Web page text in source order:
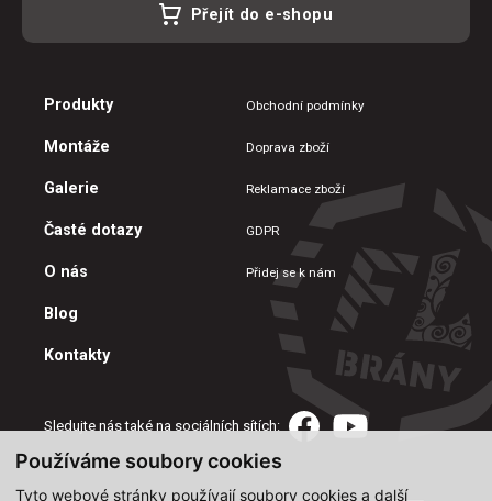
Používáme soubory cookies
Tyto webové stránky používají soubory cookies a další
Přejít do e-shopu
Produkty
Montáže
Galerie
Časté dotazy
O nás
Blog
Kontakty
Obchodní podmínky
Doprava zboží
Reklamace zboží
GDPR
Přidej se k nám
Sledujte nás také na sociálních sítích: